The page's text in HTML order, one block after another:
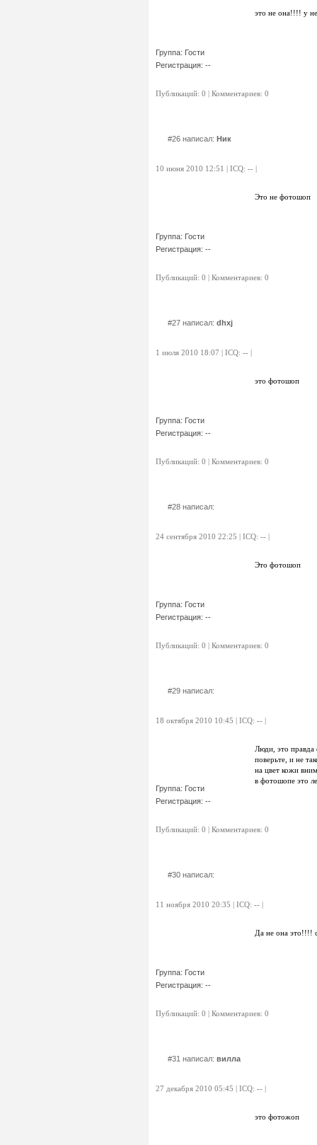
Группа: Гости
Регистрация: --
это не она!!!! у
Публикаций: 0 | Комментариев: 0
#26 написал: Ник
10 июня 2010 12:51 | ICQ: -- |
Группа: Гости
Регистрация: --
Это не фотошоп
Публикаций: 0 | Комментариев: 0
#27 написал: dhxj
1 июля 2010 18:07 | ICQ: -- |
Группа: Гости
Регистрация: --
это фотошоп
Публикаций: 0 | Комментариев: 0
#28 написал:
24 сентября 2010 22:25 | ICQ: -- |
Группа: Гости
Регистрация: --
Это фотошоп
Публикаций: 0 | Комментариев: 0
#29 написал:
18 октября 2010 10:45 | ICQ: -- |
Группа: Гости
Регистрация: --
Люди, это правда
поверьте, и не
на цвет кожи
в фотошопе это
Публикаций: 0 | Комментариев: 0
#30 написал:
11 ноября 2010 20:35 | ICQ: -- |
Группа: Гости
Регистрация: --
Да не она это!!!!
Публикаций: 0 | Комментариев: 0
#31 написал: вилла
27 декабря 2010 05:45 | ICQ: -- |
это фотожоп